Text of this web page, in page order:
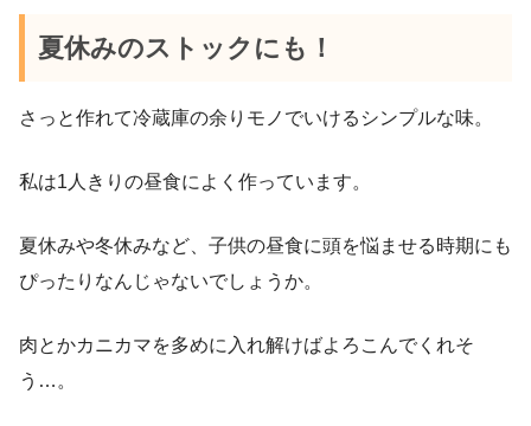
夏休みのストックにも！
さっと作れて冷蔵庫の余りモノでいけるシンプルな味。
私は1人きりの昼食によく作っています。
夏休みや冬休みなど、子供の昼食に頭を悩ませる時期にも
ぴったりなんじゃないでしょうか。
肉とかカニカマを多めに入れ解けばよろこんでくれそ
う…。